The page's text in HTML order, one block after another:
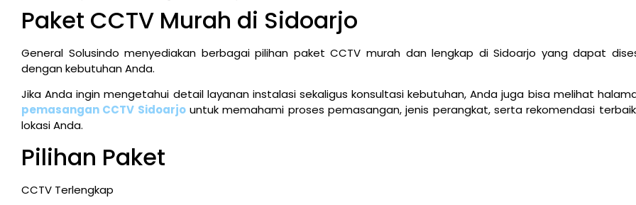
Paket CCTV Murah di Sidoarjo
General Solusindo menyediakan berbagai pilihan paket CCTV murah dan lengkap di Sidoarjo yang dapat
dengan kebutuhan Anda.
Jika Anda ingin mengetahui detail layanan instalasi sekaligus konsultasi kebutuhan, Anda juga bisa melihat
pemasangan CCTV Sidoarjountuk memahami proses pemasangan, jenis perangkat, serta rekomendasi
lokasi Anda.
Pilihan Paket
CCTV Terlengkap